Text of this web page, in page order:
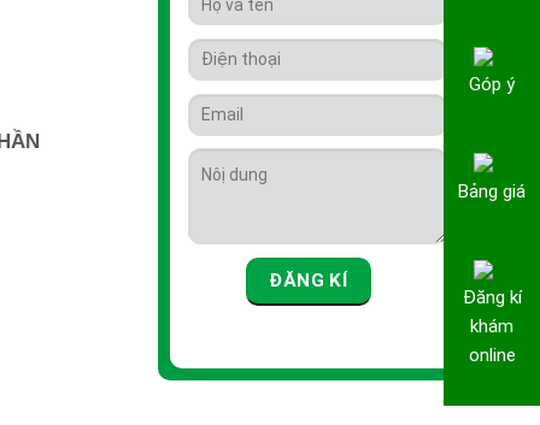
Góp ý
Bảng giá
Đăng kí
khám
online